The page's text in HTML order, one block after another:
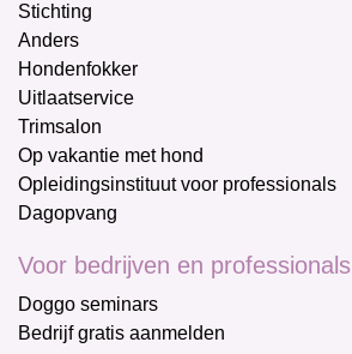
Stichting
Anders
Hondenfokker
Uitlaatservice
Trimsalon
Op vakantie met hond
Opleidingsinstituut voor professionals
Dagopvang
Voor bedrijven en professionals
Doggo seminars
Bedrijf gratis aanmelden